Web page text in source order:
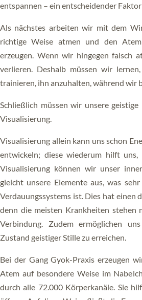
entspannen – ein entscheidender
Als nächstes arbeiten wir mit dem
richtige Weise atmen und den
erzeugen. Wenn wir hingegen falsch
verlieren. Deshalb müssen wir
trainieren, ihn anzuhalten, während wir
Schließlich müssen wir unsere
Visualisierung.
Visualisierung allein kann uns schon
entwickeln; diese wiederum hilft
Visualisierung können wir unser
gleicht unsere Elemente aus, was
Verdauungssystems ist. Dies hat einen
denn die meisten Krankheiten stehen
Verbindung. Zudem ermöglichen
Zustand geistiger Stille zu erreichen.
Bei der Gang Gyok-Praxis erzeugen
Atem auf besondere Weise im
durch alle 72.000 Körperkanäle. Sie